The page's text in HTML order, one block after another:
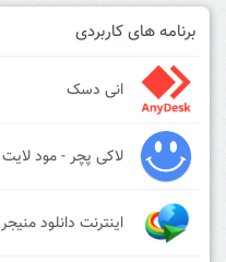
برنامه های کاربردی
انی دسک
لاکی پچر - مود لایت
اینترنت دانلود منیجر